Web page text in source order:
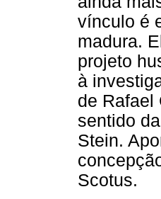
vínculo é
madura.
projeto
à
de Rafael
sentido
Stein.
Scotus.